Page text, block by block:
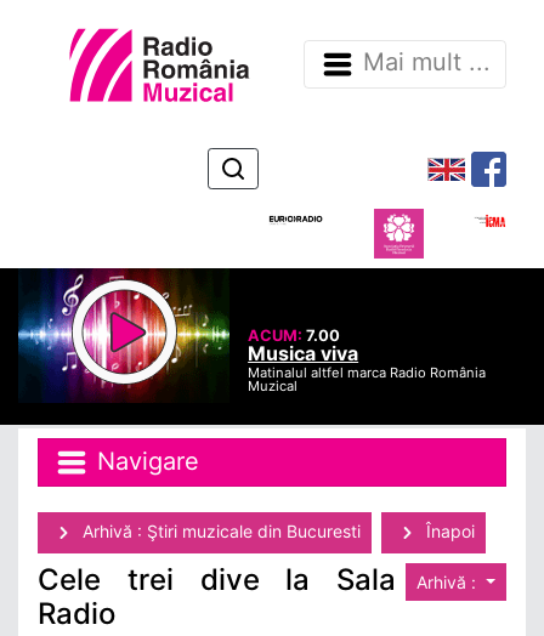
Mai mult ...
ACUM:7.00
Musica viva
Matinalul altfel marca Radio România
Muzical
Navigare
Arhivă : Ştiri muzicale din Bucuresti Înapoi
Arhivă :
Cele trei dive la Sala
Radio